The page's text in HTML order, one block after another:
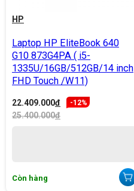
HP
Laptop HP EliteBook 640
G10 873G4PA ( i5-
1335U/16GB/512GB/14 inch
FHD Touch /W11)
22.409.000đ -12%
25.400.000đ
Còn hàng